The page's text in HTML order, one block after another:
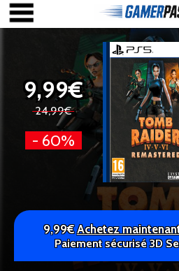
9,99€
24,99€
- 60%
9,99€Achetez
Paiement sécurisé 3D